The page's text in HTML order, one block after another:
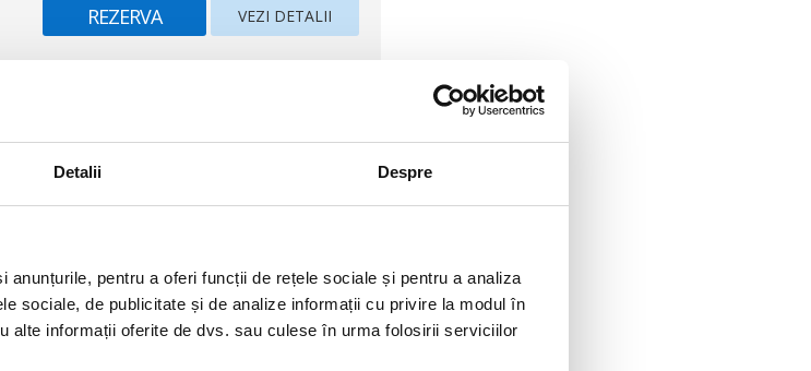
Detalii Despre
pentru a oferi funcții de rețele sociale și pentru a analiza
sociale, de publicitate și de analize informații cu privire la modul în
alte informații oferite de dvs. sau culese în urma folosirii serviciilor
REZERVA VEZI DETALII